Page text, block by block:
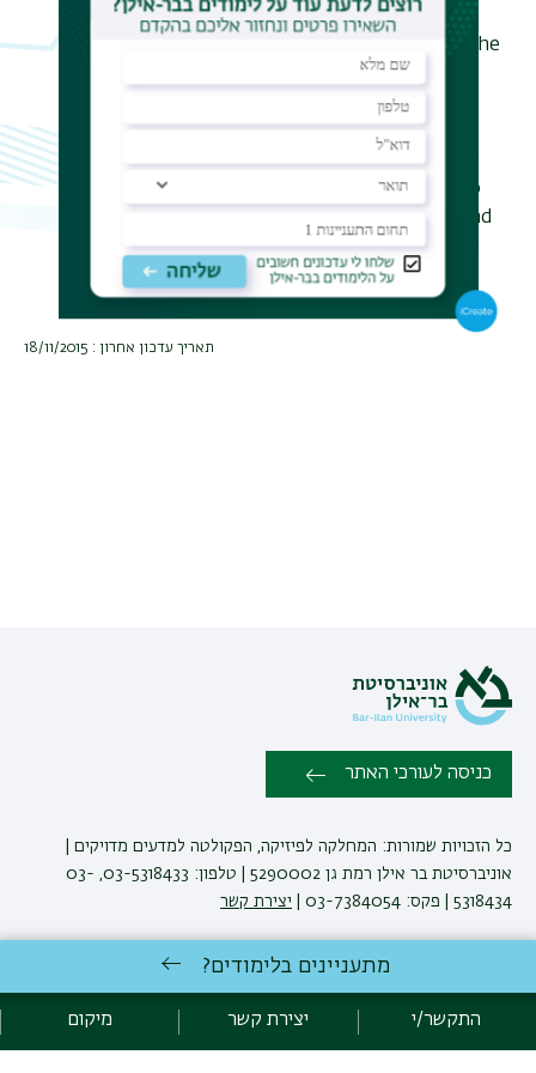
saturation of entanglement and
show that it can be used to detect the
localization transition. We
consider the bipartite fluctuation
which also captures the transition
and is promising as an experimental
probe. We compare these results to
that of a non-interacting system and
note important differences
between the two.
תאריך עדכון אחרון : 18/11/2015
כניסה לעורכי האתר
כל הזכויות שמורות: המחלקה לפיזיקה, הפקולטה למדעים מדויקים |
אוניברסיטת בר אילן רמת גן 5290002 | טלפון: 03-5318433, 03-
5318434 | פקס: 03-7384054 |
יצירת קשר
באוניברסיטת בר-אילן
הצהרת נגישות
מדיניות פרטיות
מתעניינים בלימודים?
התקשר/י יצירת קשר מיקום